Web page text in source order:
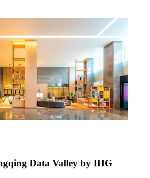
Data Valley by IHG